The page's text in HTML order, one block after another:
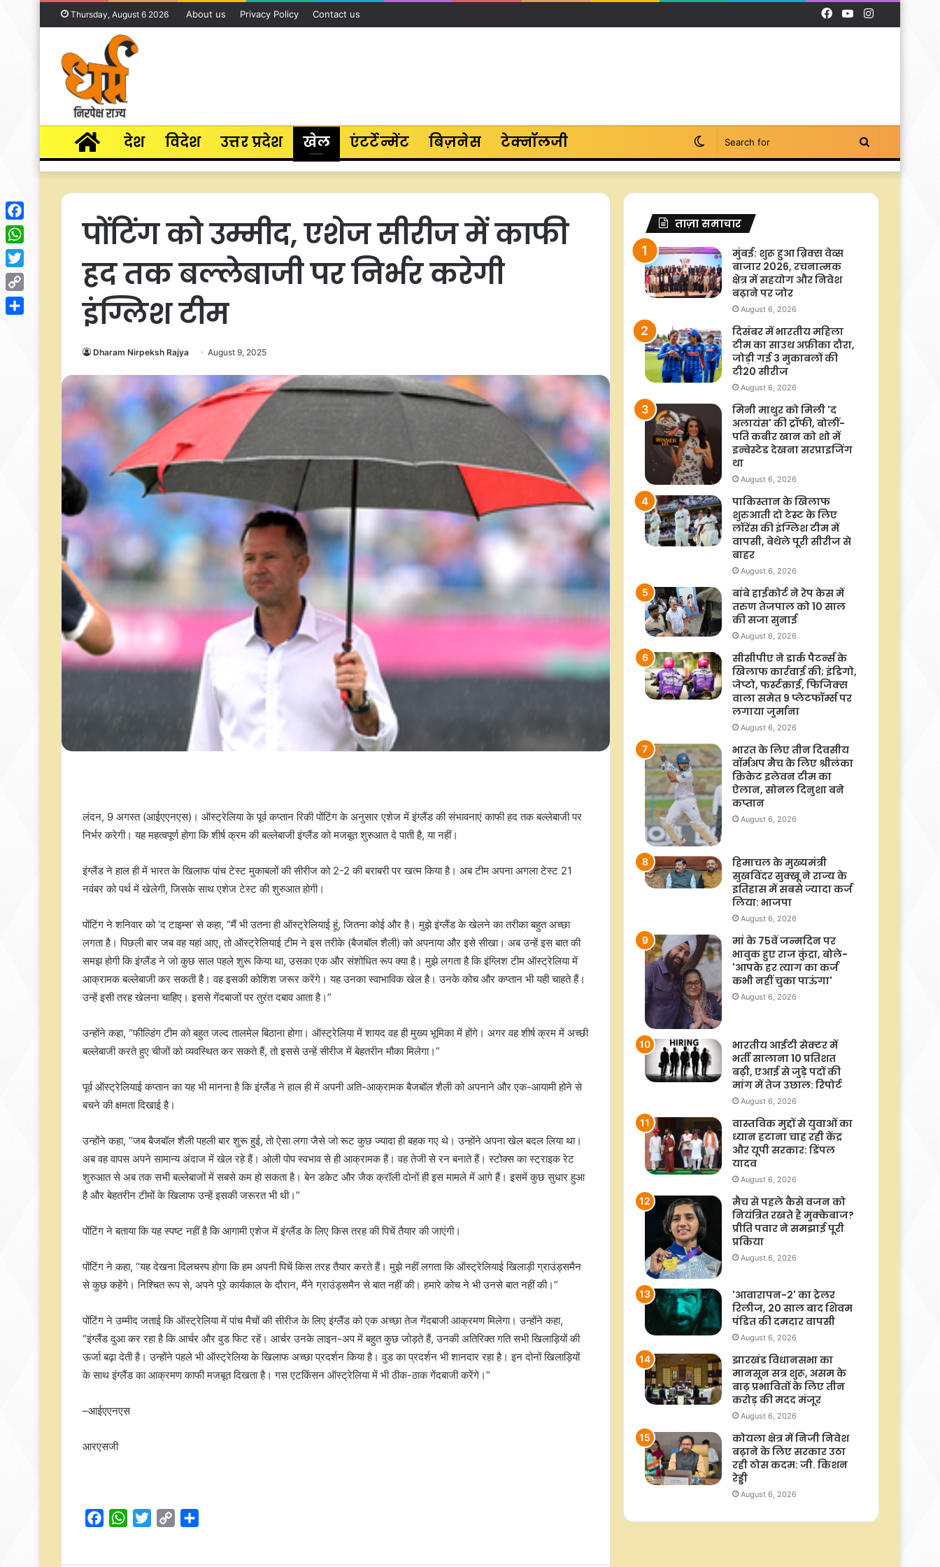
Thursday, August 6 2026 About us Privacy Policy Contact us Instagram
YouTube
Facebook
Home
देश विदेश उत्तर प्रदेश खेल एंटर्टेन्मेंट बिज़नेस टेक्नॉलजी Search
for
Switch
skin
पोंटिंग को उम्मीद, एशेज सीरीज में काफी
हद तक बल्लेबाजी पर निर्भर करेगी
इंग्लिश टीम
Dharam Nirpeksh Rajya August 9, 2025
लंदन, 9 अगस्त (आईएएनएस)। ऑस्ट्रेलिया के पूर्व कप्तान रिकी पोंटिंग के अनुसार एशेज में इंग्लैंड की संभावनाएं काफी हद तक बल्लेबाजी पर
निर्भर करेगी। यह महत्वपूर्ण होगा कि शीर्ष क्रम की बल्लेबाजी इंग्लैंड को मजबूत शुरुआत दे पाती है, या नहीं।
इंग्लैंड ने हाल ही में भारत के खिलाफ पांच टेस्ट मुकाबलों की सीरीज को 2-2 की बराबरी पर खत्म किया है। अब टीम अपना अगला टेस्ट 21
नवंबर को पर्थ में खेलेगी, जिसके साथ एशेज टेस्ट की शुरुआत होगी।
पोंटिंग ने शनिवार को ‘द टाइम्स’ से कहा, “मैं भी उतना ही ऑस्ट्रेलियाई हूं, जितना कोई और है। मुझे इंग्लैंड के खेलने का तरीका बहुत अच्छा
लगता है। पिछली बार जब वह यहां आए, तो ऑस्ट्रेलियाई टीम ने इस तरीके (बैजबॉल शैली) को अपनाया और इसे सीखा। अब उन्हें इस बात की
समझ होगी कि इंग्लैंड ने जो कुछ साल पहले शुरू किया था, उसका एक और संशोधित रूप क्या है। मुझे लगता है कि इंग्लिश टीम ऑस्ट्रेलिया में
आक्रामक बल्लेबाजी कर सकती है। वह इसकी कोशिश जरूर करेंगे। यह उनका स्वाभाविक खेल है। उनके कोच और कप्तान भी यही चाहते हैं।
उन्हें इसी तरह खेलना चाहिए। इससे गेंदबाजों पर तुरंत दबाव आता है।”
उन्होंने कहा, “फील्डिंग टीम को बहुत जल्द तालमेल बिठाना होगा। ऑस्ट्रेलिया में शायद वह ही मुख्य भूमिका में होंगे। अगर वह शीर्ष क्रम में अच्छी
बल्लेबाजी करते हुए चीजों को व्यवस्थित कर सकते हैं, तो इससे उन्हें सीरीज में बेहतरीन मौका मिलेगा।”
पूर्व ऑस्ट्रेलियाई कप्तान का यह भी मानना है कि इंग्लैंड ने हाल ही में अपनी अति-आक्रामक बैजबॉल शैली को अपनाने और एक-आयामी होने से
बचने की क्षमता दिखाई है।
उन्होंने कहा, “जब बैजबॉल शैली पहली बार शुरू हुई, तो ऐसा लगा जैसे जो रूट कुछ ज्यादा ही बहक गए थे। उन्होंने अपना खेल बदल लिया था।
अब वह वापस अपने सामान्य अंदाज में खेल रहे हैं। ओली पोप स्वभाव से ही आक्रामक हैं। वह तेजी से रन बनाते हैं। स्टोक्स का स्ट्राइक रेट
शुरुआत से अब तक सभी बल्लेबाजों में सबसे कम हो सकता है। बेन डकेट और जैक क्रॉली दोनों ही इस मामले में आगे हैं। इसमें कुछ सुधार हुआ
है और बेहतरीन टीमों के खिलाफ उन्हें इसकी जरूरत भी थी।”
पोंटिंग ने बताया कि यह स्पष्ट नहीं है कि आगामी एशेज में इंग्लैंड के लिए किस तरह की पिचें तैयार की जाएंगी।
पोंटिंग ने कहा, “यह देखना दिलचस्प होगा कि हम अपनी पिचें किस तरह तैयार करते हैं। मुझे नहीं लगता कि ऑस्ट्रेलियाई खिलाड़ी ग्राउंड्समैन
से कुछ कहेंगे। निश्चित रूप से, अपने पूरे कार्यकाल के दौरान, मैंने ग्राउंड्समैन से बात नहीं की। हमारे कोच ने भी उनसे बात नहीं की।”
पोंटिंग ने उम्मीद जताई कि ऑस्ट्रेलिया में पांच मैचों की सीरीज के लिए इंग्लैंड को एक अच्छा तेज गेंदबाजी आक्रमण मिलेगा। उन्होंने कहा,
“इंग्लैंड दुआ कर रहा है कि आर्चर और वुड फिट रहें। आर्चर उनके लाइन-अप में बहुत कुछ जोड़ते हैं, उनकी अतिरिक्त गति सभी खिलाड़ियों की
ऊर्जा बढ़ा देती है। उन्होंने पहले भी ऑस्ट्रेलिया के खिलाफ अच्छा प्रदर्शन किया है। वुड का प्रदर्शन भी शानदार रहा है। इन दोनों खिलाड़ियों
के साथ इंग्लैंड का आक्रमण काफी मजबूत दिखता है। गस एटकिंसन ऑस्ट्रेलिया में भी ठीक-ठाक गेंदबाजी करेंगे।”
–आईएएनएस
आरएसजी
W
हॉकी इंडिया ने किया जूनियर एशिया कप
शिलेइमा चानू बनीं कप्तान
कैनेडियन ओपन: टैलोन ग्रीक्सपोर ने किया
बड़ा उलटफेर, अलेक्जेंडर ज्वेरेव को हराया
ताज़ा समाचार
मुंबई: शुरू हुआ ब्रिक्स वेव्स
बाजार 2026, रचनात्मक
क्षेत्र में सहयोग और निवेश
बढ़ाने पर जोर
August 6, 2026
दिसंबर में भारतीय महिला
टीम का साउथ अफ्रीका दौरा,
जोड़ी गई 3 मुकाबलों की
टी20 सीरीज
August 6, 2026
मिनी माथुर को मिली 'द
अलायंस' की ट्रॉफी, बोलीं-
पति कबीर खान को शो में
इन्वेस्टेड देखना सरप्राइजिंग
था
August 6, 2026
पाकिस्तान के खिलाफ
शुरुआती दो टेस्ट के लिए
लॉरेंस की इंग्लिश टीम में
वापसी, बेथेले पूरी सीरीज से
बाहर
August 6, 2026
बांबे हाईकोर्ट ने रेप केस में
तरुण तेजपाल को 10 साल
की सजा सुनाई
August 6, 2026
सीसीपीए ने डार्क पैटर्न्स के
खिलाफ कार्रवाई की; इंडिगो,
जेप्टो, फर्स्टक्राई, फिजिक्स
वाला समेत 9 प्लेटफॉर्म्स पर
लगाया जुर्माना
August 6, 2026
भारत के लिए तीन दिवसीय
वॉर्मअप मैच के लिए श्रीलंका
क्रिकेट इलेवन टीम का
ऐलान, सोनल दिनुशा बने
कप्तान
August 6, 2026
हिमाचल के मुख्यमंत्री
सुखविंदर सुक्खू ने राज्य के
इतिहास में सबसे ज्यादा कर्ज
लिया: भाजपा
August 6, 2026
मां के 75वें जन्मदिन पर
भावुक हुए राज कुंद्रा, बोले-
'आपके हर त्याग का कर्ज
कभी नहीं चुका पाऊंगा'
August 6, 2026
भारतीय आईटी सेक्टर में
भर्ती सालाना 10 प्रतिशत
बढ़ी, एआई से जुड़े पदों की
मांग में तेज उछाल: रिपोर्ट
August 6, 2026
वास्तविक मुद्दों से युवाओं का
ध्यान हटाना चाह रही केंद्र
और यूपी सरकार: डिंपल
यादव
August 6, 2026
मैच से पहले कैसे वजन को
नियंत्रित रखते हैं मुक्केबाज?
प्रीति पवार ने समझाई पूरी
प्रकिया
August 6, 2026
'आवारापन-2' का ट्रेलर
रिलीज, 20 साल बाद शिवम
पंडित की दमदार वापसी
August 6, 2026
झारखंड विधानसभा का
मानसून सत्र शुरू, असम के
बाढ़ प्रभावितों के लिए तीन
करोड़ की मदद मंजूर
August 6, 2026
कोयला क्षेत्र में निजी निवेश
बढ़ाने के लिए सरकार उठा
रही ठोस कदम: जी. किशन
रेड्डी
August 6, 2026
Facebook
WhatsApp
Twitter
Copy
Link